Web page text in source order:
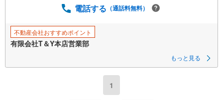
電話する （通話料無料）
不動産会社おすすめポイント
有限会社T＆Y本店営業部
もっと見る
1